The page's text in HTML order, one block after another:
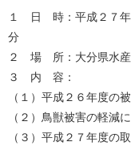
１ 日 時：平成２７年
分
２ 場 所：大分県水産
３ 内 容：
（１）平成２６年度の
（２）鳥獣被害の軽減
（３）平成２７年度の